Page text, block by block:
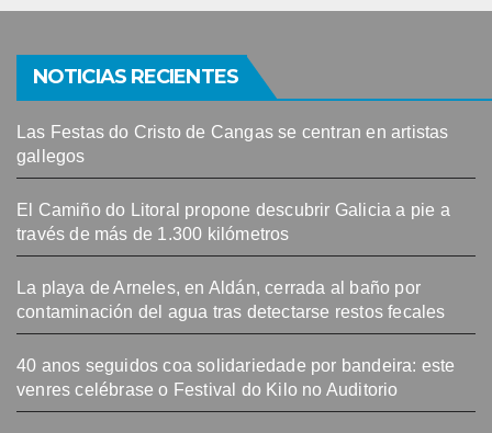
NOTICIAS RECIENTES
Las Festas do Cristo de Cangas se centran en artistas
gallegos
El Camiño do Litoral propone descubrir Galicia a pie a
través de más de 1.300 kilómetros
La playa de Arneles, en Aldán, cerrada al baño por
contaminación del agua tras detectarse restos fecales
40 anos seguidos coa solidariedade por bandeira: este
venres celébrase o Festival do Kilo no Auditorio